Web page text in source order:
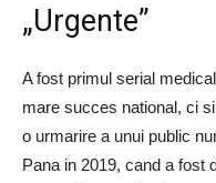
„Urgente”
A fost primul serial
mare succes national, ci
o urmarire a unui public
Pana in 2019, cand a fost